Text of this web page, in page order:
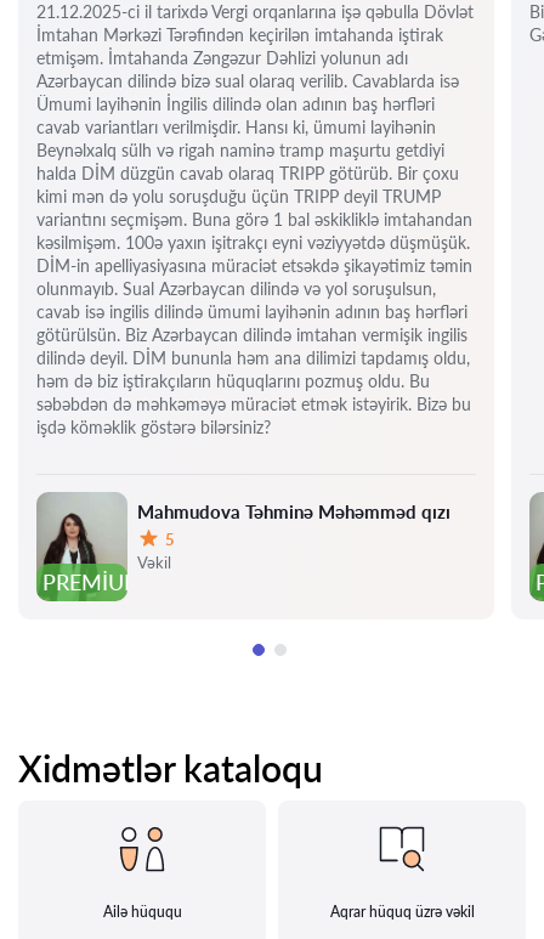
PREMIUM
Mahmudova Təhminə Məhəmməd qızı
Qiymət:
5
Vəkil
21.12.2025-ci il tarixdə Vergi orqanlarına işə qəbulla Dövlət
İmtahan Mərkəzi Tərəfindən keçirilən imtahanda iştirak
etmişəm. İmtahanda Zəngəzur Dəhlizi yolunun adı
Azərbaycan dilində bizə sual olaraq verilib. Cavablarda isə
Ümumi layihənin İngilis dilində olan adının baş hərfləri
cavab variantları verilmişdir. Hansı ki, ümumi layihənin
Beynəlxalq sülh və rigah naminə tramp maşurtu getdiyi
halda DİM düzgün cavab olaraq TRIPP götürüb. Bir çoxu
kimi mən də yolu soruşduğu üçün TRIPP deyil TRUMP
variantını seçmişəm. Buna görə 1 bal əskikliklə imtahandan
kəsilmişəm. 100ə yaxın işitrakçı eyni vəziyyətdə düşmüşük.
DİM-in apelliyasiyasına müraciət etsəkdə şikayətimiz təmin
olunmayıb. Sual Azərbaycan dilində və yol soruşulsun,
cavab isə ingilis dilində ümumi layihənin adının baş hərfləri
götürülsün. Biz Azərbaycan dilində imtahan vermişik ingilis
dilində deyil. DİM bununla həm ana dilimizi tapdamış oldu,
həm də biz iştirakçıların hüquqlarını pozmuş oldu. Bu
səbəbdən də məhkəməyə müraciət etmək istəyirik. Bizə bu
işdə köməklik göstərə bilərsiniz?
Xidmətlər kataloqu
Ailə hüququ Aqrar hüquq üzrə vəkil